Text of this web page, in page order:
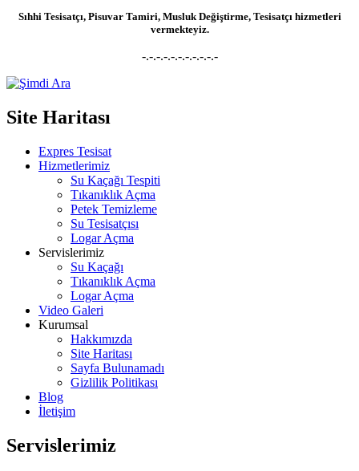
Sıhhi Tesisatçı, Pisuvar Tamiri, Musluk Değiştirme, Tesisatçı hizmetleri
vermekteyiz.
-.-.-.-.-.-.-.-.-.-.-
Site Haritası
Expres Tesisat
Hizmetlerimiz
Su Kaçağı Tespiti
Tıkanıklık Açma
Petek Temizleme
Su Tesisatçısı
Logar Açma
Servislerimiz
Su Kaçağı
Tıkanıklık Açma
Logar Açma
Video Galeri
Kurumsal
Hakkımızda
Site Haritası
Sayfa Bulunamadı
Gizlilik Politikası
Blog
İletişim
Servislerimiz